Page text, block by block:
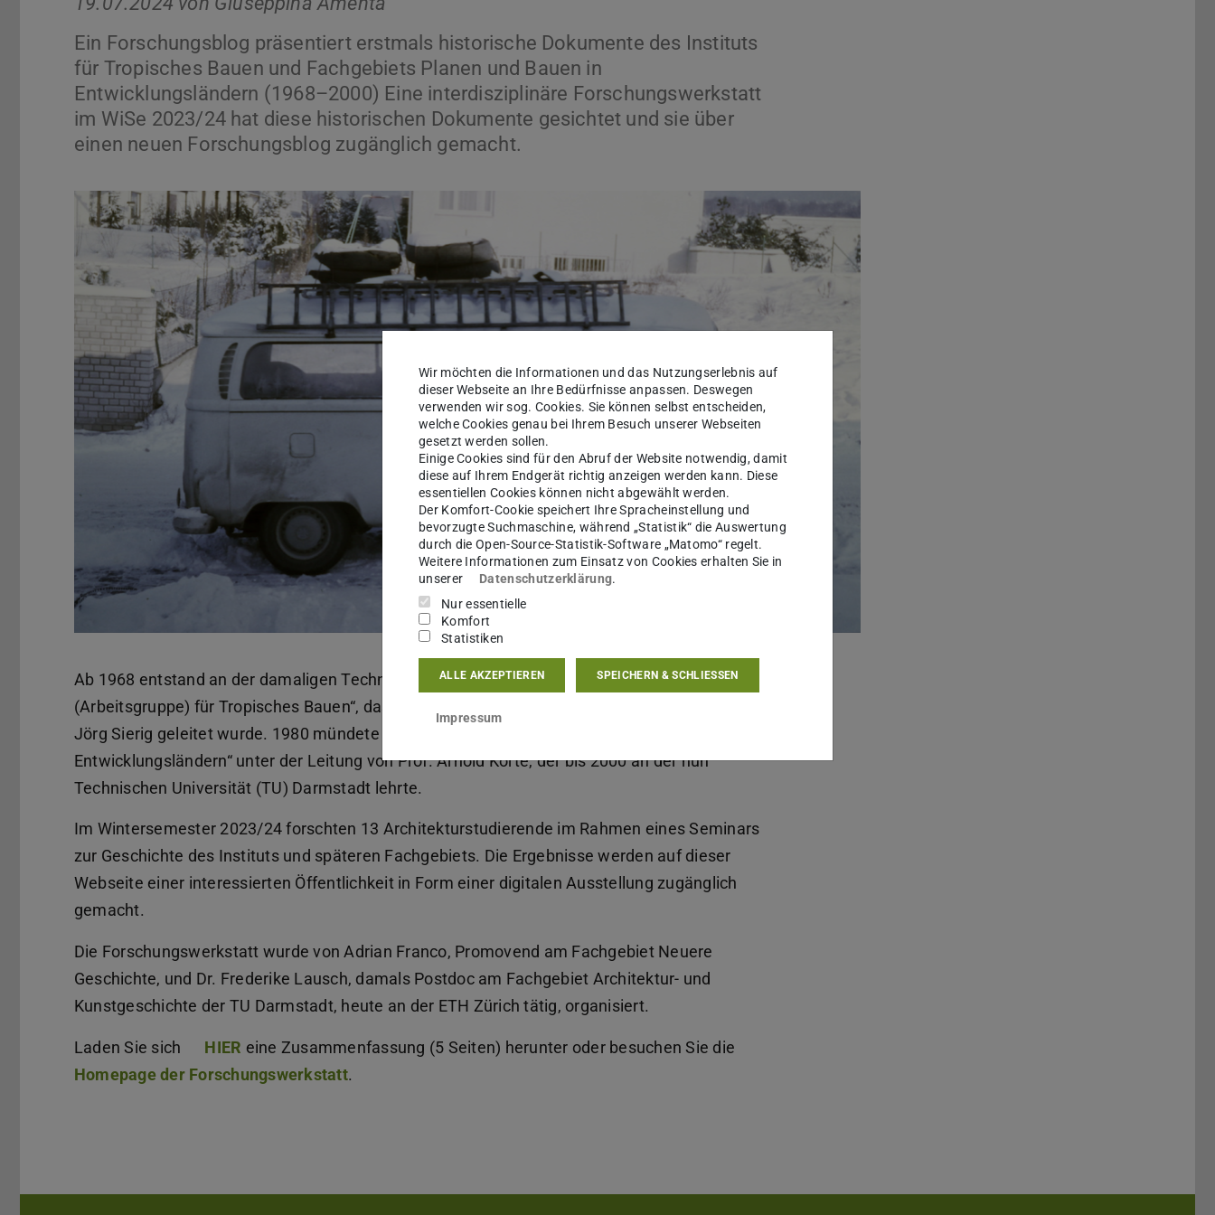
Ein Forschungsblog präsentiert erstmals historische Dokumente des Instituts
für Tropisches Bauen und Fachgebiets Planen und Bauen in
Entwicklungsländern (1968–2000) Eine interdisziplinäre Forschungswerkstatt
im WiSe 2023/24 hat diese historischen Dokumente gesichtet und sie über
einen neuen Forschungsblog zugänglich gemacht.
Ab 1968 entstand an der damaligen Technischen Hochschule (TH) Darmstadt das „Institut
(Arbeitsgruppe) für Tropisches Bauen“, das von den zwei Dozenten Manfred Niermann und
Jörg Sierig geleitet wurde. 1980 mündete das Institut in das Fachgebiet „Planen und Bauen in
Entwicklungsländern“ unter der Leitung von Prof. Arnold Körte, der bis 2000 an der nun
Technischen Universität (TU) Darmstadt lehrte.
Im Wintersemester 2023/24 forschten 13 Architekturstudierende im Rahmen eines Seminars
zur Geschichte des Instituts und späteren Fachgebiets. Die Ergebnisse werden auf dieser
Webseite einer interessierten Öffentlichkeit in Form einer digitalen Ausstellung zugänglich
gemacht.
Die Forschungswerkstatt wurde von Adrian Franco, Promovend am Fachgebiet Neuere
Geschichte, und Dr. Frederike Lausch, damals Postdoc am Fachgebiet Architektur- und
Kunstgeschichte der TU Darmstadt, heute an der ETH Zürich tätig, organisiert.
Laden Sie sich HIER (PDF-Datei)
(wird in neuem Tab geöffnet)
eine Zusammenfassung (5 Seiten) herunter oder besuchen Sie die
Homepage der Forschungswerkstatt.
Wir möchten die Informationen und das Nutzungserlebnis auf
dieser Webseite an Ihre Bedürfnisse anpassen. Deswegen
verwenden wir sog. Cookies. Sie können selbst entscheiden,
welche Cookies genau bei Ihrem Besuch unserer Webseiten
gesetzt werden sollen.
Einige Cookies sind für den Abruf der Website notwendig, damit
diese auf Ihrem Endgerät richtig anzeigen werden kann. Diese
essentiellen Cookies können nicht abgewählt werden.
Der Komfort-Cookie speichert Ihre Spracheinstellung und
bevorzugte Suchmaschine, während „Statistik“ die Auswertung
durch die Open-Source-Statistik-Software „Matomo“ regelt.
Weitere Informationen zum Einsatz von Cookies erhalten Sie in
unserer
Datenschutzerklärung.
Nur essentielle
Komfort
Statistiken
ALLE AKZEPTIEREN SPEICHERN & SCHLIESSEN
Impressum